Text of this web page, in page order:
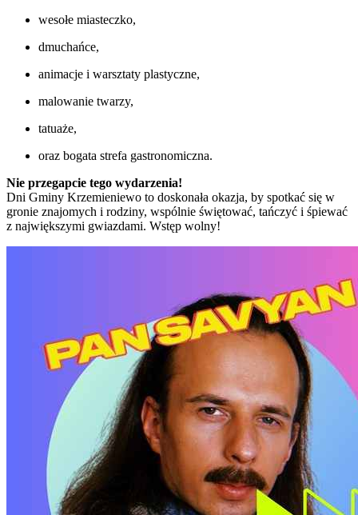
wesołe miasteczko,
dmuchańce,
animacje i warsztaty plastyczne,
malowanie twarzy,
tatuaże,
oraz bogata strefa gastronomiczna.
Nie przegapcie tego wydarzenia!
Dni Gminy Krzemieniewo to doskonała okazja, by spotkać się w
gronie znajomych i rodziny, wspólnie świętować, tańczyć i śpiewać
z największymi gwiazdami. Wstęp wolny!